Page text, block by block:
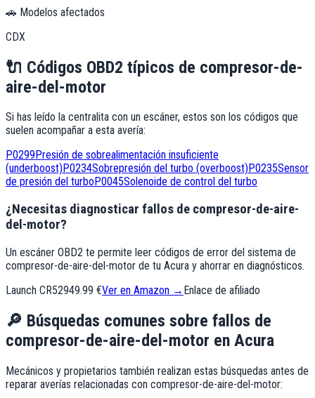
🚗 Modelos afectados
CDX
🔌 Códigos OBD2 típicos de compresor-de-
aire-del-motor
Si has leído la centralita con un escáner, estos son los códigos que
suelen acompañar a esta avería:
P0299 Presión de sobrealimentación insuficiente
(underboost) P0234Sobrepresión del turbo (overboost) P0235Sensor
de presión del turbo P0045Solenoide de control del turbo
¿Necesitas diagnosticar fallos de compresor-de-aire-
del-motor?
Un escáner OBD2 te permite leer códigos de error del sistema de
compresor-de-aire-del-motor de tu Acura y ahorrar en diagnósticos.
Launch CR52949.99 €Ver en Amazon → Enlace de afiliado
🔎 Búsquedas comunes sobre fallos de
compresor-de-aire-del-motor en Acura
Mecánicos y propietarios también realizan estas búsquedas antes de
reparar averías relacionadas con compresor-de-aire-del-motor: